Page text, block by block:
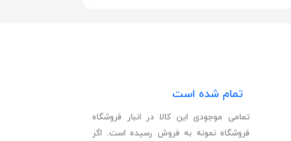
تمام شده است
تمامی موجودی این کالا در انبار فروشگاه
فروشگاه نمونه به فروش رسیده است. اگر